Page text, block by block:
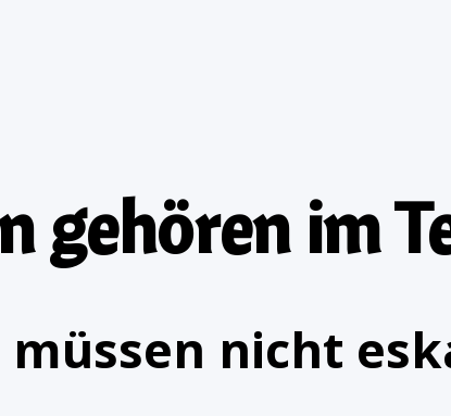
gehören im
müssen nicht